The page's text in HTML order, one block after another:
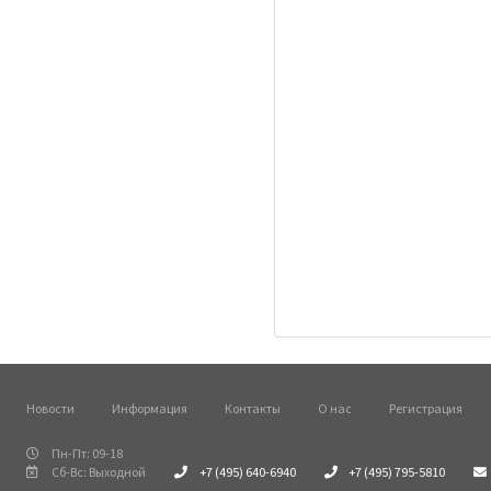
Новости Информация Контакты О нас Регистрация
Пн-Пт: 09-18
Сб-Вс: Выходной
+7 (495) 640-6940 +7 (495) 795-5810